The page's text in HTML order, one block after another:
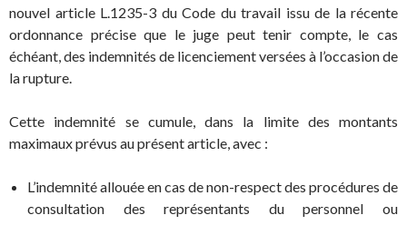
nouvel article L.1235-3 du Code du travail issu de la récente
ordonnance précise que le juge peut tenir compte, le cas
échéant, des indemnités de licenciement versées à l’occasion de
la rupture.
Cette indemnité se cumule, dans la limite des montants
maximaux prévus au présent article, avec :
L’indemnité allouée en cas de non-respect des procédures de
consultation des représentants du personnel ou